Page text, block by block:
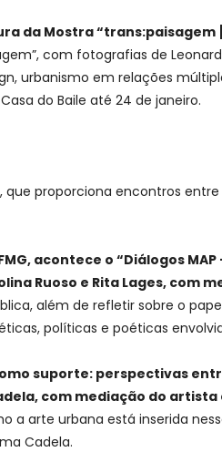
da Mostra
com fotografias de
urbanismo em relações
do Baile até 24 de janeiro.
que proporciona encontros
acontece o “Diálogos
Ruoso e Rita Lages, com
além de refletir sobre o
políticas e poéticas
suporte: perspectivas
com mediação do
arte urbana está inserida
Cadela.